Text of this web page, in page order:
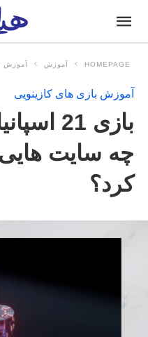
HOMEPAGE آموزش آموزش
آموزش بازی های کازینویی
بازی
چه سایت
کرد؟